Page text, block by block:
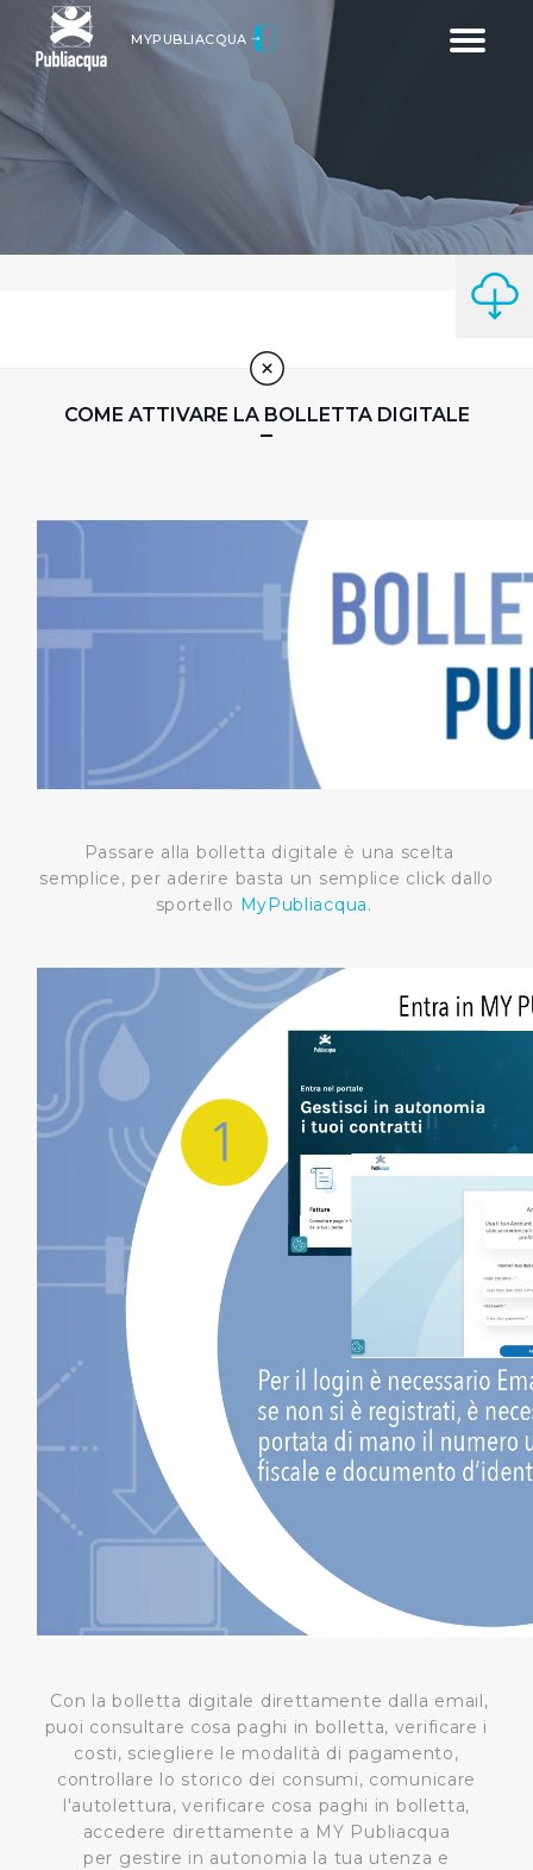
Toggle
MYPUBLIACQUA
COME ATTIVARE LA BOLLETTA DIGITALE
Passare alla bolletta digitale è una scelta
semplice, per aderire basta un semplice click dallo
sportello MyPubliacqua.
Con la bolletta digitale direttamente dalla email,
puoi consultare cosa paghi in bolletta, verificare i
costi, sciegliere le modalità di pagamento,
controllare lo storico dei consumi, comunicare
l'autolettura, verificare cosa paghi in bolletta,
accedere direttamente a MY Publiacqua
per gestire in autonomia la tua utenza e